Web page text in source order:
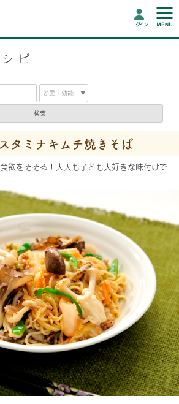
ログイン
ピ
検索
タミナキムチ焼きそば
欲をそそる！大人も子ども大好きな味付けで